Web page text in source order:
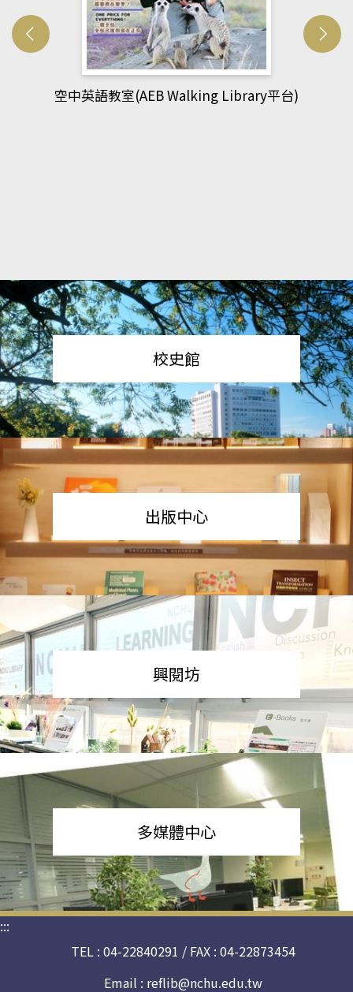
網管人(kono平台)
校史館
出版中心
興閱坊
多媒體中心
:::
TEL : 04-22840291 / FAX : 04-22873454
Email : reflib@nchu.edu.tw